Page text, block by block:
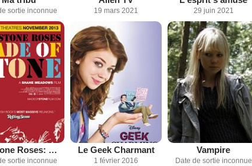
sortie inconnue 19 mars 2021 29 juin 2021
The Stone Roses: Made of Stone
sortie inconnue
Le Geek Charmant
1 février 2016
Vampire
Date de sortie inconnue